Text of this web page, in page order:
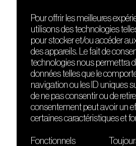
DÉCOUVRIR
Le lieu
Contact
Presse
Cours de DJing
TMLAB
La
Pour offrir les meilleures
utilisons des technologies
pour stocker et/ou accéder
des appareils. Le fait de
technologies nous permettra
données telles que le
navigation ou les ID uniques
de ne pas consentir ou de
consentement peut avoir un
certaines caractéristiques et
Fonctionnels